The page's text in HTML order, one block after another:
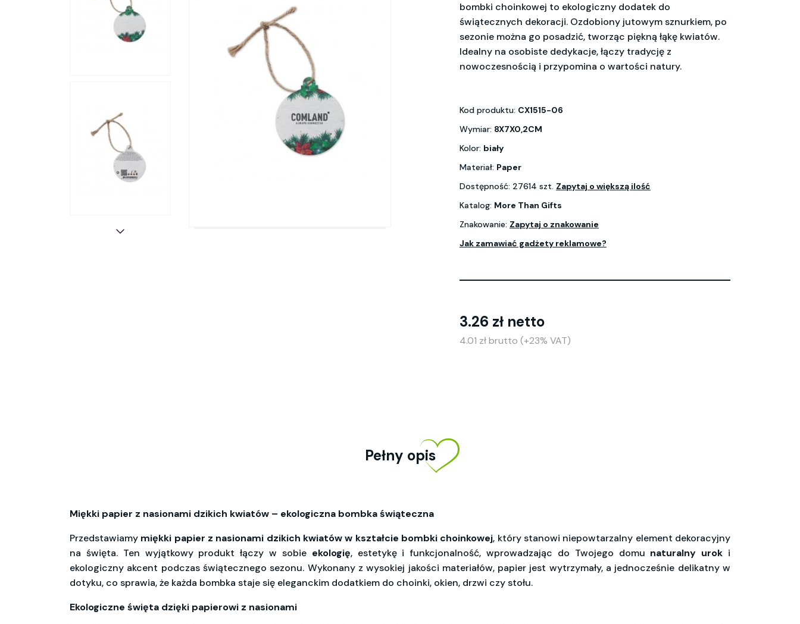
bombki choinkowej to ekologiczny dodatek do
świątecznych dekoracji. Ozdobiony jutowym sznurkiem, po
sezonie można go posadzić, tworząc piękną łąkę kwiatów.
Idealny na osobiste dedykacje, łączy tradycję z
nowoczesnością i przypomina o wartości natury.
Kod produktu: CX1515-06
Wymiar: 8X7X0,2CM
Kolor: biały
Materiał: Paper
Dostępność: 27614 szt. Zapytaj o większą ilość
Katalog: More Than Gifts
Znakowanie: Zapytaj o znakowanie
Jak zamawiać gadżety reklamowe?
3.26 zł netto
4.01 zł brutto (+23% VAT)
Pełny opis
Miękki papier z nasionami dzikich kwiatów – ekologiczna bombka świąteczna
Przedstawiamy miękki papier z nasionami dzikich kwiatów w kształcie bombki choinkowej, który stanowi niepowtarzalny element dekoracyjny
na święta. Ten wyjątkowy produkt łączy w sobie ekologię, estetykę i funkcjonalność, wprowadzając do Twojego domu naturalny urok i
ekologiczny akcent podczas świątecznego sezonu. Wykonany z wysokiej jakości materiałów, papier jest wytrzymały, a jednocześnie delikatny w
dotyku, co sprawia, że każda bombka staje się eleganckim dodatkiem do choinki, okien, drzwi czy stołu.
Ekologiczne święta dzięki papierowi z nasionami